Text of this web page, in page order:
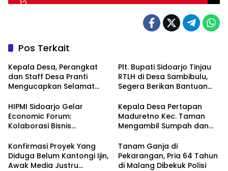
Berbagai Pembangunan Sidoarjo
Pos Terkait
Kepala Desa, Perangkat
dan Staff Desa Pranti
Mengucapkan Selamat
Baru 2025
Plt. Bupati Sidoarjo Tinjau
RTLH di Desa Sambibulu,
Segera Berikan Bantuan
HIPMI Sidoarjo Gelar
Economic Forum:
Kolaborasi Bisnis
Baru
Kepala Desa Pertapan
Maduretno Kec. Taman
Mengambil Sumpah dan
Konfirmasi Proyek Yang
Diduga Belum Kantongi Ijin,
Awak Media Justru
Tanam Ganja di
Pekarangan, Pria 64 Tahun
di Malang Dibekuk Polisi